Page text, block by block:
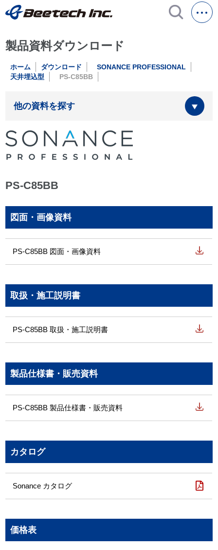
製品資料ダウンロード
ホーム ダウンロード
SONANCE PROFESSIONAL
天井埋込型
PS-C85BB
他の資料を探す
PS-C85BB
図面・画像資料
PS-C85BB 図面・画像資料
取扱・施工説明書
PS-C85BB 取扱・施工説明書
製品仕様書・販売資料
PS-C85BB 製品仕様書・販売資料
カタログ
Sonance カタログ
価格表